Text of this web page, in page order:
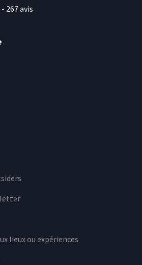
267avis
lieux ou expériences